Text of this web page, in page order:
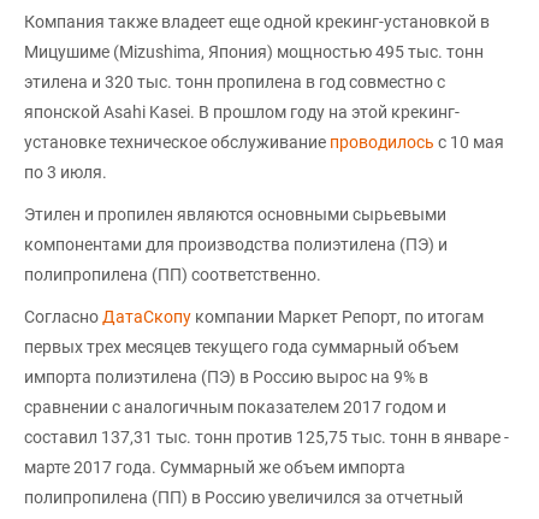
Компания также владеет еще одной крекинг-установкой в
Мицушиме (Mizushima, Япония) мощностью 495 тыс. тонн
этилена и 320 тыс. тонн пропилена в год совместно с
японской Asahi Kasei. В прошлом году на этой крекинг-
установке техническое обслуживание проводилось с 10 мая
по 3 июля.
Этилен и пропилен являются основными сырьевыми
компонентами для производства полиэтилена (ПЭ) и
полипропилена (ПП) соответственно.
Согласно ДатаСкопу компании Маркет Репорт, по итогам
первых трех месяцев текущего года суммарный объем
импорта полиэтилена (ПЭ) в Россию вырос на 9% в
сравнении с аналогичным показателем 2017 годом и
составил 137,31 тыс. тонн против 125,75 тыс. тонн в январе -
марте 2017 года. Суммарный же объем импорта
полипропилена (ПП) в Россию увеличился за отчетный